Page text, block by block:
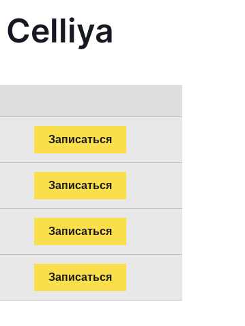
Записаться
Записаться
Записаться
Записаться